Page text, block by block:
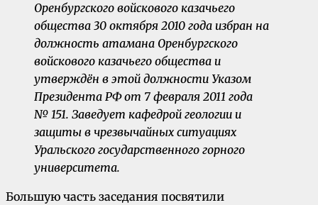
Оренбургского войскового казачьего
общества 30 октября 2010 года избран на
должность атамана Оренбургского
войскового казачьего общества и
утверждён в этой должности Указом
Президента РФ от 7 февраля 2011 года
№ 151. Заведует кафедрой геологии и
защиты в чрезвычайных ситуациях
Уральского государственного горного
университета.
Большую часть заседания посвятили